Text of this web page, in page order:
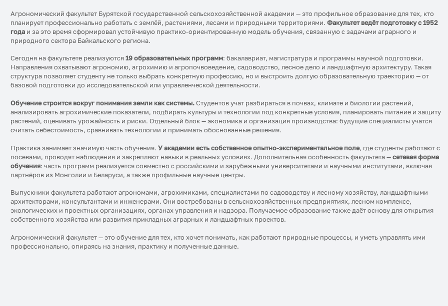
Агрономический факультет Бурятской государственной сельскохозяйственной академии — это профильное образование для тех, кто
планирует профессионально работать с землёй, растениями, лесами и природными территориями.Факультет ведёт подготовку с 1952
года и за это время сформировал устойчивую практико-ориентированную модель обучения, связанную с задачами аграрного и
природного сектора Байкальского региона.
Сегодня на факультете реализуются19 образовательных программ: бакалавриат, магистратура и программы научной подготовки.
Направления охватывают агрономию, агрохимию и агропочвоведение, садоводство, лесное дело и ландшафтную архитектуру. Такая
структура позволяет студенту не только выбрать конкретную профессию, но и выстроить долгую образовательную траекторию — от
базовой подготовки до исследовательской или управленческой деятельности.
Обучение строится вокруг понимания земли как системы. Студентов учат разбираться в почвах, климате и биологии растений,
анализировать агрохимические показатели, подбирать культуры и технологии под конкретные условия, планировать питание и защиту
растений, оценивать урожайность и риски. Отдельный блок — экономика и организация производства: будущие специалисты учатся
считать себестоимость, сравнивать технологии и принимать обоснованные решения.
Практика занимает значимую часть обучения.У академии есть собственное опытно-экспериментальное поле, где студенты работают с
посевами, проводят наблюдения и закрепляют навыки в реальных условиях. Дополнительная особенность факультета —сетевая форма
обучения: часть программ реализуется совместно с российскими и зарубежными университетами и научными институтами, включая
партнёров из Монголии и Беларуси, а также профильные научные центры.
Выпускники факультета работают агрономами, агрохимиками, специалистами по садоводству и лесному хозяйству, ландшафтными
архитекторами, консультантами и инженерами. Они востребованы в сельскохозяйственных предприятиях, лесном комплексе,
экологических и проектных организациях, органах управления и надзора. Получаемое образование также даёт основу для открытия
собственного хозяйства или развития прикладных аграрных и ландшафтных проектов.
Агрономический факультет — это обучение для тех, кто хочет понимать, как работают природные процессы, и уметь управлять ими
профессионально, опираясь на знания, практику и полученные данные.